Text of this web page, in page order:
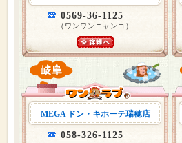
0569-36-1125
（ワンワンニャンコ）
MEGA ドン・キホーテ瑞穂店
058-326-1125